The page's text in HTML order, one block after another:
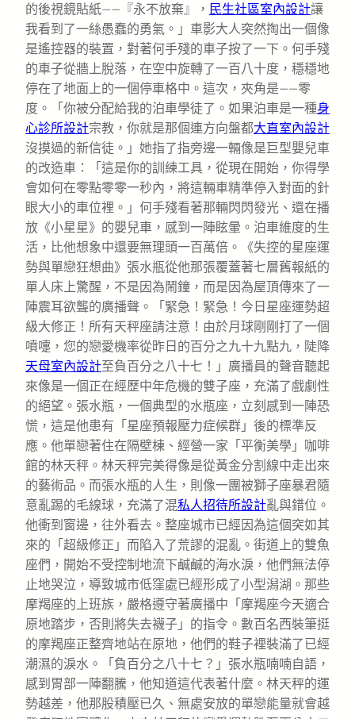
的後視鏡貼紙——『永不放棄』， 民生社區室內設計讓
我看到了一絲愚蠢的勇氣。」車影大人突然掏出一個像
是遙控器的裝置，對著何手殘的車子按了一下。何手殘
的車子從牆上脫落，在空中旋轉了一百八十度，穩穩地
停在了地面上的一個停車格中。這次，夾角是——零
度。「你被分配給我的泊車學徒了。如果泊車是一種身
心診所設計宗教，你就是那個連方向盤都大直室內設計
沒摸過的新信徒。」她指了指旁邊一輛像是巨型嬰兒車
的改造車：「這是你的訓練工具，從現在開始，你得學
會如何在零點零零一秒內，將這輛車精準停入對面的針
眼大小的車位裡。」何手殘看著那輛閃閃發光、還在播
放《小星星》的嬰兒車，感到一陣眩暈。泊車維度的生
活，比他想象中還要無理頭一百萬倍。《失控的星座運
勢與單戀狂想曲》張水瓶從他那張覆蓋著七層舊報紙的
單人床上驚醒，不是因為鬧鐘，而是因為屋頂傳來了一
陣震耳欲聾的廣播聲。「緊急！緊急！今日星座運勢超
級大修正！所有天秤座請注意！由於月球剛剛打了一個
噴嚏，您的戀愛機率從昨日的百分之九十九點九，陡降
天母室內設計至負百分之八十七！」廣播員的聲音聽起
來像是一個正在經歷中年危機的雙子座，充滿了戲劇性
的絕望。張水瓶，一個典型的水瓶座，立刻感到一陣恐
慌，這是他患有「星座預報壓力症候群」後的標準反
應。他單戀著住在隔壁棟、經營一家「平衡美學」咖啡
館的林天秤。林天秤完美得像是從黃金分割線中走出來
的藝術品。而張水瓶的人生，則像一團被獅子座暴君隨
意亂踢的毛線球，充滿了混私人招待所設計亂與錯位。
他衝到窗邊，往外看去。整座城市已經因為這個突如其
來的「超級修正」而陷入了荒謬的混亂。街道上的雙魚
座們，開始不受控制地流下鹹鹹的海水淚，他們無法停
止地哭泣，導致城市低窪處已經形成了小型潟湖。那些
摩羯座的上班族，嚴格遵守著廣播中「摩羯座今天適合
原地踏步，否則將失去襪子」的指令。數百名西裝筆挺
的摩羯座正整齊地站在原地，他們的鞋子裡裝滿了已經
潮濕的淚水。「負百分之八十七？」張水瓶喃喃自語，
感到胃部一陣翻騰，他知道這代表著什麼。林天秤的運
勢越差，他那股積壓已久、無處安放的單戀能量就會越